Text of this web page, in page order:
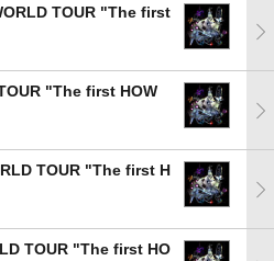
TOUR "The first
"The first HOW
TOUR "The first H
TOUR "The first HO